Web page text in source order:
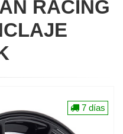
RACING
7 días